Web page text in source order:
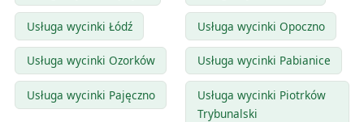
Usługa wycinki Łódź Usługa wycinki Opoczno
Usługa wycinki Ozorków Usługa wycinki Pabianice
Usługa wycinki Pajęczno
Usługa wycinki Piotrków
Trybunalski